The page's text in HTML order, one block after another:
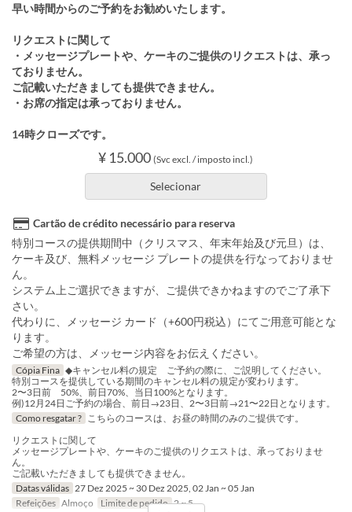
早い時間からのご予約をお勧めいたします。
リクエストに関して
・メッセージプレートや、ケーキのご提供のリクエストは、承っ
ておりません。
ご記載いただきましても提供できません。
・お席の指定は承っておりません。
14時クローズです。
¥ 15.000 (Svc excl. / imposto incl.)
Selecionar
Cartão de crédito necessário para reserva
特別コースの提供期間中（クリスマス、年末年始及び元旦）は、
ケーキ及び、無料メッセージ プレートの提供を行なっておりませ
ん。
システム上ご選択できますが、ご提供できかねますのでご了承下
さい。
代わりに、メッセージ カード（+600円税込）にてご用意可能とな
ります。
ご希望の方は、メッセージ内容をお伝えください。
Cópia Fina ◆キャンセル料の規定 ご予約の際に、ご説明してください。
特別コースを提供している期間のキャンセル料の規定が変わります。
2〜3日前 50%、前日70%、当日100%となります。
例)12月24日ご予約の場合、前日→23日、2〜3日前→21〜22日となります。
Como resgatar ? こちらのコースは、お昼の時間のみのご提供です。
リクエストに関して
メッセージプレートや、ケーキのご提供のリクエストは、承っておりませ
ん。
ご記載いただきましても提供できません。
Datas válidas 27 Dez 2025 ~ 30 Dez 2025, 02 Jan ~ 05 Jan
Refeições Almoço Limite de pedido 2 ~ 5